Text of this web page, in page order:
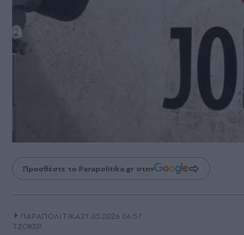
Προσθέστε το Parapolitika.gr στην
ΠΑΡΑΠΟΛΙΤΙΚΑ21.05.2026 06:57
ΤΖΟΚΕΡ